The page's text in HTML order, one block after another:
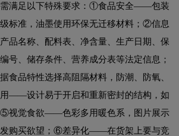
需满足以下特殊要求：①食品安全——包装
标准，油墨使用环保无迁移材料；②信息
品名称、配料表、净含量、生产日期、保
号、储存条件、营养成分表等法定信息；
品特性选择高阻隔材料，防潮、防氧、
——设计易于开启和重新密封的结构，如
⑤视觉食欲——色彩多用暖色系，图片展示
发购买欲望；⑥差异化——在货架上要与竞